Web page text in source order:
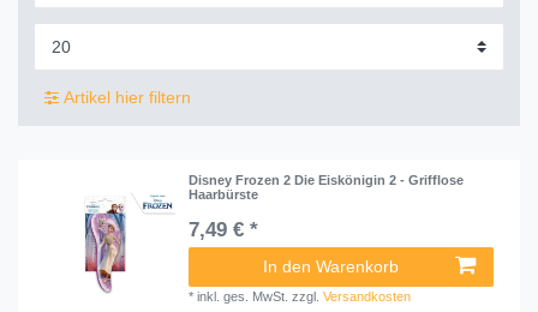
Artikel hier filtern
Disney Frozen 2 Die Eiskönigin 2 - Grifflose
Haarbürste
7,49 € *
In den Warenkorb
*inkl. ges. MwSt. zzgl.Versandkosten